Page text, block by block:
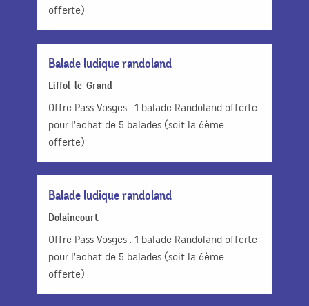
offerte)
Balade ludique randoland
Liffol-le-Grand
Offre Pass Vosges : 1 balade Randoland offerte
pour l’achat de 5 balades (soit la 6ème
offerte)
Balade ludique randoland
Dolaincourt
Offre Pass Vosges : 1 balade Randoland offerte
pour l’achat de 5 balades (soit la 6ème
offerte)